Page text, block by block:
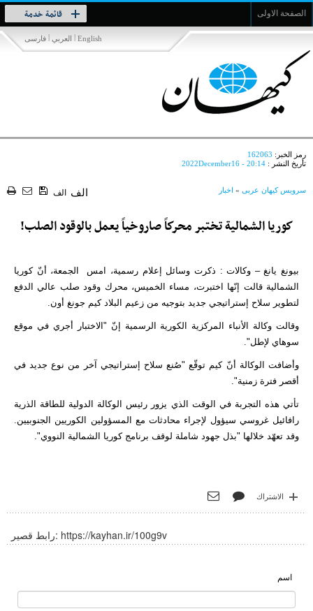
الصفحة الاولى قائمة خدمة
Toggle
navigation
فارسی | العربي | English
رمز الخبر: 162063
تأريخ النشر : 2022December16 - 20:14
سرویس کیهان عربی » اخبار الف الف
كوريا الشمالية تختبر محركاً صاروخياً يعمل بالوقود الصلب!
بيونغ يانغ – وكالات : ذكرت وسائل إعلام رسمية، امس الجمعة، أنّ كوريا
الشمالية قالت إنّها اختبرت، مساء الخميس، محرك وقود صلب عالي الدفع
لتطوير سلاح إستراتيجي جديد بتوجيه من زعيم البلاد كيم جونغ أون.
وقالت وكالة الأنباء المركزية الكورية الرسمية إنّ "الاختبار أجري في موقع
سوهاي لإطل".
وأضافت الوكالة أنّ كيم توقّع "صُنع سلاح إستراتيجي آخر من نوع جديد في
أقصر فترة زمنية".
تأتي هذه التجربة في الوقت الذي يزور رئيس الوكالة الدولية للطاقة الذرية
رافائيل غروسي سيؤول لإجراء محادثات مع المسؤولين الكوريين الجنوبيين.
وقد تعهّد خلالها "بذل جهود شاملة لوقف برنامج كوريا الشمالية النووي".
الاشتراك
رابط قصير: https://kayhan.ir/100g9v
اسم